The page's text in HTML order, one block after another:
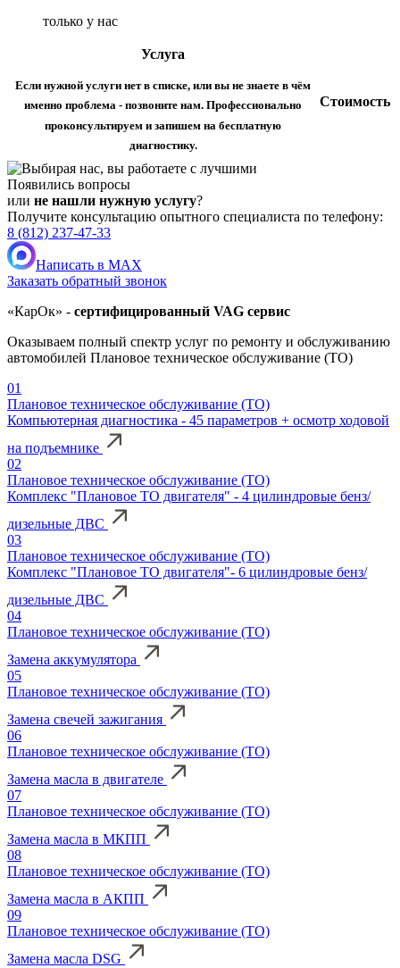
только у нас
Услуга
Если нужной услуги нет в списке, или вы не знаете в чём
именно проблема - позвоните нам. Профессионально
проконсультируем и запишем на бесплатную
диагностику.
Стоимость
Появились вопросы
или не нашли нужную услугу?
Получите консультацию опытного специалиста по телефону:
8 (812) 237-47-33
Написать в MAX
Заказать обратный звонок
«КарОк» - сертифицированный VAG сервис
Оказываем полный спектр услуг по ремонту и обслуживанию
автомобилей Плановое техническое обслуживание (ТО)
01
Плановое техническое обслуживание (ТО)
Компьютерная диагностика - 45 параметров + осмотр ходовой
на подъемнике
02
Плановое техническое обслуживание (ТО)
Комплекс "Плановое ТО двигателя" - 4 цилиндровые бенз/
дизельные ДВС
03
Плановое техническое обслуживание (ТО)
Комплекс "Плановое ТО двигателя"- 6 цилиндровые бенз/
дизельные ДВС
04
Плановое техническое обслуживание (ТО)
Замена аккумулятора
05
Плановое техническое обслуживание (ТО)
Замена свечей зажигания
06
Плановое техническое обслуживание (ТО)
Замена масла в двигателе
07
Плановое техническое обслуживание (ТО)
Замена масла в МКПП
08
Плановое техническое обслуживание (ТО)
Замена масла в АКПП
09
Плановое техническое обслуживание (ТО)
Замена масла DSG